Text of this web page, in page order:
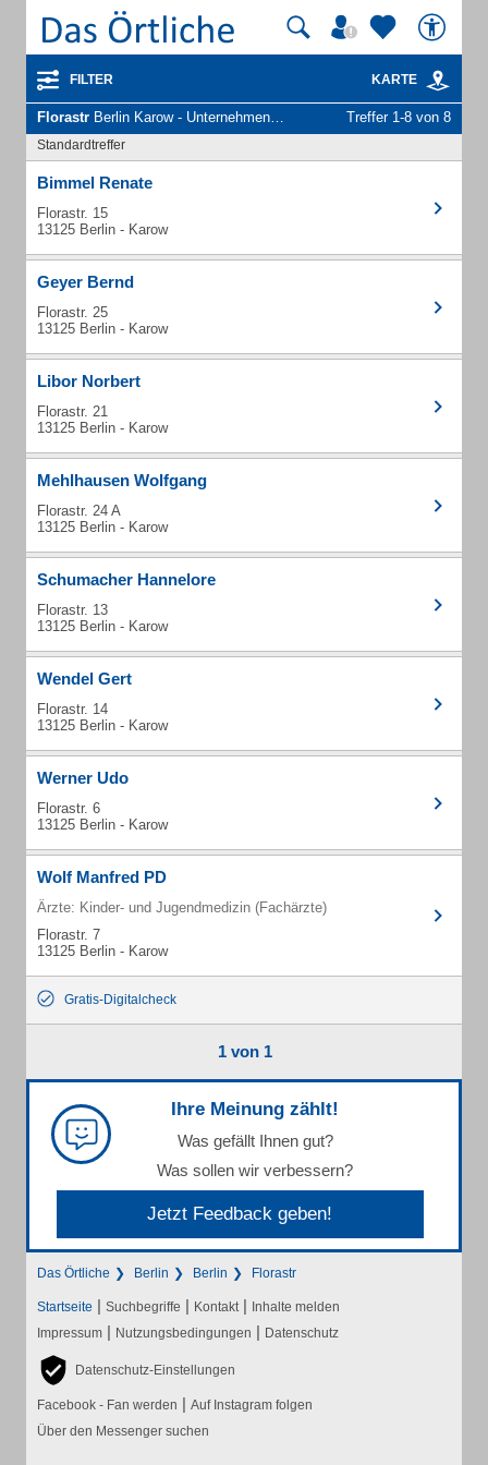
FILTER KARTE
Florastr Berlin Karow - Unternehmen und Personen Treffer 1-8 von 8
Standardtreffer
Bimmel Renate
Florastr. 15
13125 Berlin - Karow
Geyer Bernd
Florastr. 25
13125 Berlin - Karow
Libor Norbert
Florastr. 21
13125 Berlin - Karow
Mehlhausen Wolfgang
Florastr. 24 A
13125 Berlin - Karow
Schumacher Hannelore
Florastr. 13
13125 Berlin - Karow
Wendel Gert
Florastr. 14
13125 Berlin - Karow
Werner Udo
Florastr. 6
13125 Berlin - Karow
Wolf Manfred PD
Ärzte: Kinder- und Jugendmedizin (Fachärzte)
Florastr. 7
13125 Berlin - Karow
Gratis-Digitalcheck
1 von 1
Ihre Meinung zählt!
Was gefällt Ihnen gut?
Was sollen wir verbessern?
Jetzt Feedback geben!
Das Örtliche Berlin Berlin Florastr
Startseite | Suchbegriffe | Kontakt | Inhalte melden
Impressum | Nutzungsbedingungen | Datenschutz
Datenschutz-Einstellungen
Facebook - Fan werden | Auf Instagram folgen
Über den Messenger suchen